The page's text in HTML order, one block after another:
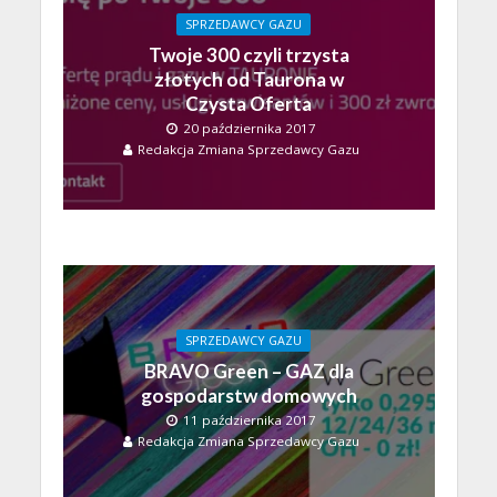
SPRZEDAWCY GAZU
Twoje 300 czyli trzysta
złotych od Taurona w
Czysta Oferta
20 października 2017
Redakcja Zmiana Sprzedawcy Gazu
SPRZEDAWCY GAZU
BRAVO Green – GAZ dla
gospodarstw domowych
11 października 2017
Redakcja Zmiana Sprzedawcy Gazu